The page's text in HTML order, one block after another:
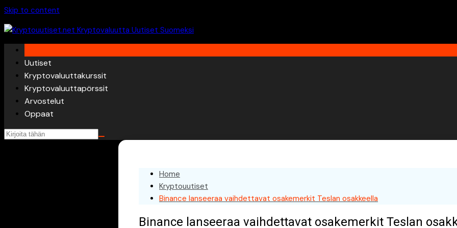
Skip to content
Uutiset
Kryptovaluuttakurssit
Kryptovaluuttapörssit
Arvostelut
Oppaat
Home
Kryptouutiset
Binance lanseeraa vaihdettavat osakemerkit Teslan osakkeella
Binance lanseeraa vaihdettavat osakemerkit Teslan